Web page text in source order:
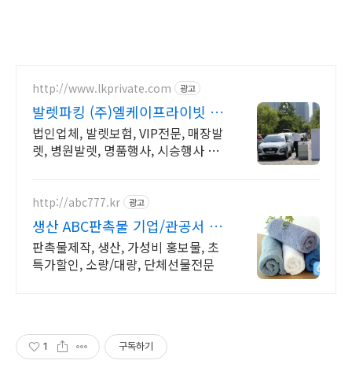
http://www.lkprivate.com 광고
발렛파킹 (주)엘케이프라이빗 카
카오톡 상담 환영
법인업체, 발렛보험, VIP전문, 매장발
렛, 병원발렛, 명품행사, 시승행사 전
http://abc777.kr 광고
생산 ABC판촉물 기업/관공서 후
결제 !
판촉물제작, 생산, 가성비 홍보물, 초
특가할인, 소량/대량, 단체선물전문
1 구독하기